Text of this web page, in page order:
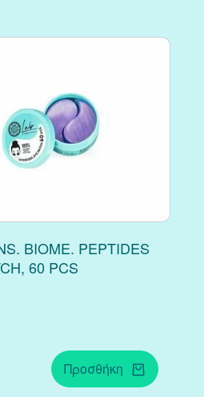
BIOME. PEPTIDES
60 PCS
Προσθήκη